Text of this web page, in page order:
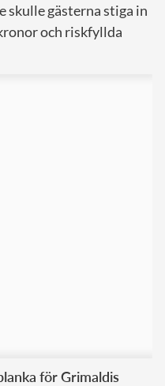
skulle gästerna stiga in
och riskfyllda
för Grimaldis